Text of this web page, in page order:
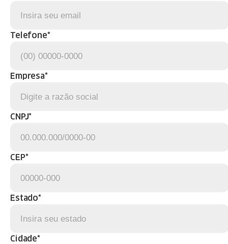
Telefone*
Empresa*
CNPJ*
CEP*
Estado*
Cidade*